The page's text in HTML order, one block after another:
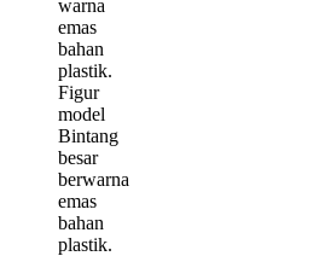
warna
emas
bahan
plastik.
Figur
model
Bintang
besar
berwarna
emas
bahan
plastik.